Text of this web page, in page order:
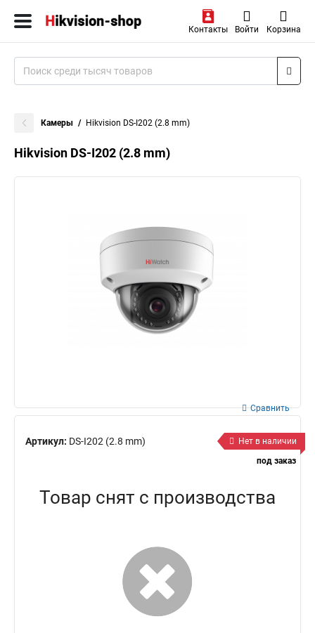
Контакты Войти Корзина
Камеры Hikvision DS-I202 (2.8 mm)
Hikvision DS-I202 (2.8 mm)
Артикул: DS-I202 (2.8 mm)
Сравнить
Нет в наличии
под заказ
Товар снят с производства